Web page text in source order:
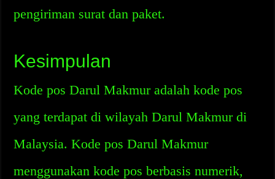
pengiriman surat dan paket.
Kesimpulan
Kode pos Darul Makmur adalah kode pos
yang terdapat di wilayah Darul Makmur di
Malaysia. Kode pos Darul Makmur
menggunakan kode pos berbasis numerik,